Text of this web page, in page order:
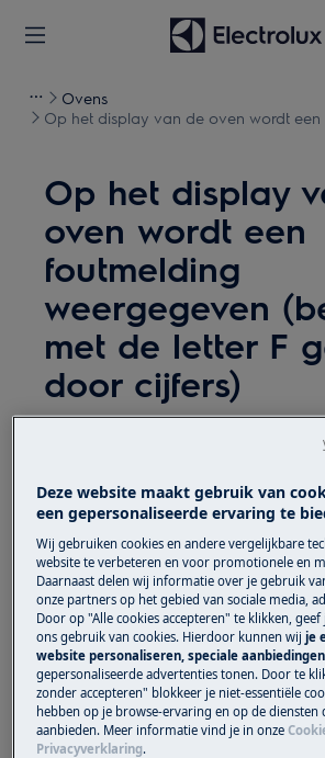
Ovens
Op het display van de oven wordt een
Op het display
oven wordt een
foutmelding
weergegeven
met de letter F
door cijfers)
Kwestie
foutmelding weergegeven
letter F gevolgd door
Heeft betrekking op
Oven
Oplossing
Reset de oven door de
stopcontact te halen (of de
Deze website maakt gebruik van
een gepersonaliseerde ervaring te
Wij gebruiken cookies en andere vergelijkbare
website te verbeteren en voor promotionele en
Daarnaast delen wij informatie over je gebruik
onze partners op het gebied van sociale media,
Door op "Alle cookies accepteren" te klikken,
ons gebruik van cookies. Hierdoor kunnen wijje
website personaliseren, speciale aanbiedingen
gepersonaliseerde advertenties tonen. Door te
zonder accepteren" blokkeer je niet-essentiële
hebben op je browse-ervaring en op de diensten
aanbieden. Meer informatie vind je in onze
Privacyverklaring.